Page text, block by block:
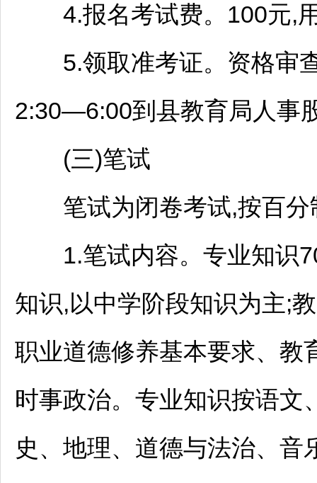
4.报名考试费。100元,用
5.领取准考证。资格审查
2:30—6:00到县教育局人事
(三)笔试
笔试为闭卷考试,按百分
1.笔试内容。专业知识
知识,以中学阶段知识为主;
职业道德修养基本要求、教
时事政治。专业知识按语文
史、地理、道德与法治、音